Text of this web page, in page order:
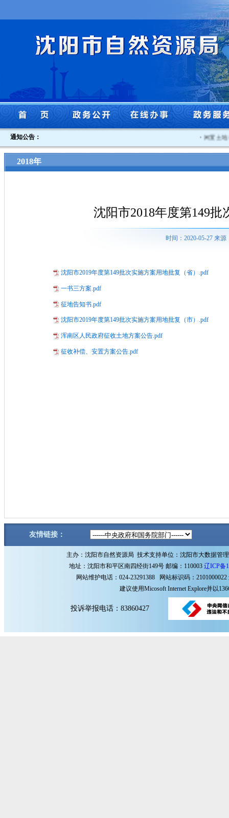
通知公告： 闲置土地
2018年
沈阳市2018年度第149批
时间：2020-05-27 来
沈阳市2019年度第149批次实施方案用地批复（省）.pdf
一书三方案.pdf
征地告知书.pdf
沈阳市2019年度第149批次实施方案用地批复（市）.pdf
浑南区人民政府征收土地方案公告.pdf
征收补偿、安置方案公告.pdf
友情链接：
主办：沈阳市自然资源局 技术支持单位：沈阳市大数据管
地址：沈阳市和平区南四经街149号 邮编：110003 辽ICP备
网站维护电话：024-23291388 网站标识码：2101000022
建议使用Micosoft Internet Explore并以
投诉举报电话：83860427